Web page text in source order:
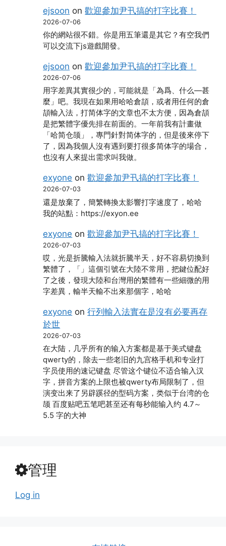
ejsoon on歡迎參加尹卂搞的打字比賽！
2026-07-06
你的網站很不錯。你是用五筆還是其它？有空我們
可以交流下js遊戲開發。
ejsoon on歡迎參加尹卂搞的打字比賽！
2026-07-06
用字差異其實很少的，可能就是「為爲、什么―甚
麼」吧。我現在如果用哈哈倉頡，或者用任何的倉
頡輸入法，打简体字的文章也不太方便，因為倉頡
是把繁體字優先排在前面的。一年前我有計畫做
「哈简仓颉」，專門針對简体字的，但是後來停下
了，因為我個人沒有遇到要打很多简体字的場合，
也沒有人來提出需求叫我做。
exyone on歡迎參加尹卂搞的打字比賽！
2026-07-03
還是放棄了，簡繁轉換太影響打字速度了，哈哈
我的站點：https://exyon.ee
exyone on歡迎參加尹卂搞的打字比賽！
2026-07-03
哎，光是折騰輸入法就折騰半天，好不容易切換到
繁體了，「」這個引號在大陸不常用，把鍵位配好
了之後，發現大陸和台灣用的繁體有一些細微的用
字差異，輸半天輸不出來那個字，哈哈
exyone on行列輸入法實在是沒有必要再存
於世
2026-07-03
在大陆，几乎所有的输入方案都是基于美式键盘
qwerty的，除去一些老旧的九宫格手机和专业打
字员使用的速记键盘 尽管这个键位不适合输入汉
字，拼音方案的上限也被qwerty布局限制了，但
演变出来了另辟蹊径的型码方案，类似于台湾的仓
颉 百度贴吧五笔吧甚至还有每秒能输入约 4.7～
5.5 字的大神
管理
Log in